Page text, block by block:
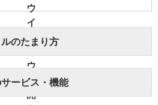
のたまり方
ービス・機能